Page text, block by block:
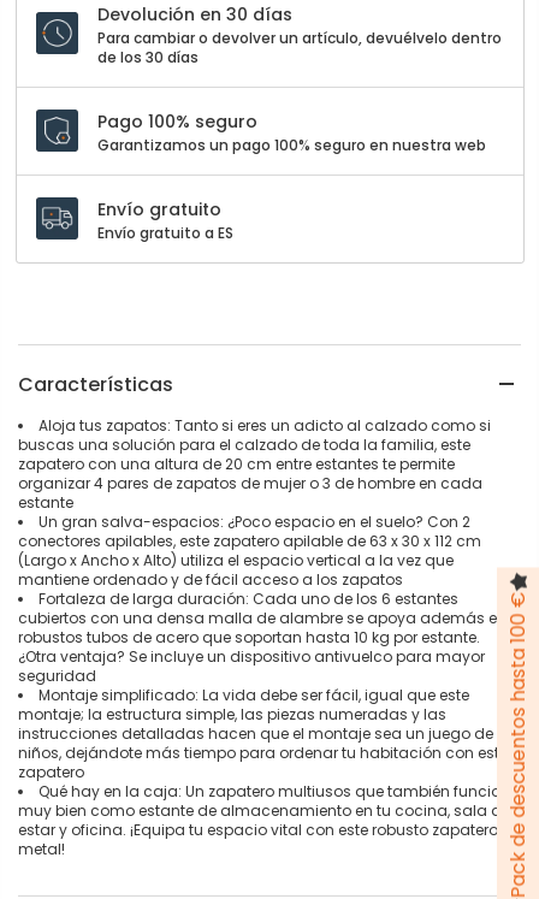
Devolución en 30 días
Para cambiar o devolver un artículo, devuélvelo dentro
de los 30 días
Pago 100% seguro
Garantizamos un pago 100% seguro en nuestra web
Envío gratuito
Envío gratuito a ES
Características
Aloja tus zapatos: Tanto si eres un adicto al calzado como si
buscas una solución para el calzado de toda la familia, este
zapatero con una altura de 20 cm entre estantes te permite
organizar 4 pares de zapatos de mujer o 3 de hombre en cada
estante
Un gran salva-espacios: ¿Poco espacio en el suelo? Con 2
conectores apilables, este zapatero apilable de 63 x 30 x 112 cm
(Largo x Ancho x Alto) utiliza el espacio vertical a la vez que
mantiene ordenado y de fácil acceso a los zapatos
Fortaleza de larga duración: Cada uno de los 6 estantes
cubiertos con una densa malla de alambre se apoya además en
robustos tubos de acero que soportan hasta 10 kg por estante.
¿Otra ventaja? Se incluye un dispositivo antivuelco para mayor
seguridad
Montaje simplificado: La vida debe ser fácil, igual que este
montaje; la estructura simple, las piezas numeradas y las
instrucciones detalladas hacen que el montaje sea un juego de
niños, dejándote más tiempo para ordenar tu habitación con este
zapatero
Qué hay en la caja: Un zapatero multiusos que también funciona
muy bien como estante de almacenamiento en tu cocina, sala de
estar y oficina. ¡Equipa tu espacio vital con este robusto zapatero de
metal!
Pack de descuentos hasta 100 €